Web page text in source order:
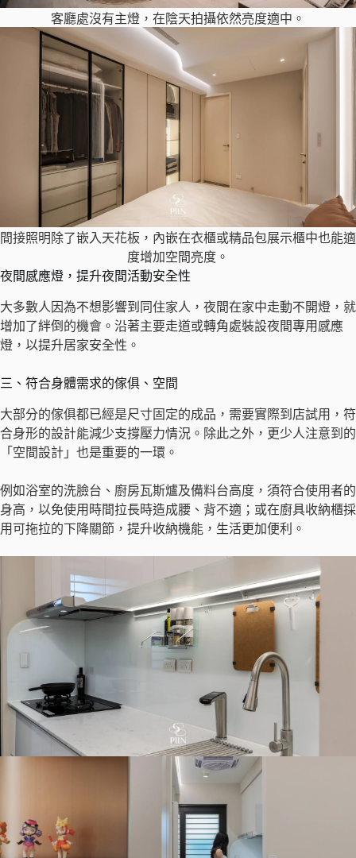
客廳處沒有主燈，在陰天拍攝依然亮度適中。
間接照明除了嵌入天花板，內嵌在衣櫃或精品包展示櫃中也能適
度增加空間亮度。
夜間感應燈，提升夜間活動安全性
大多數人因為不想影響到同住家人，夜間在家中走動不開燈，就
增加了絆倒的機會。沿著主要走道或轉角處裝設夜間專用感應
燈，以提升居家安全性。
三、符合身體需求的傢俱、空間
大部分的傢俱都已經是尺寸固定的成品，需要實際到店試用，符
合身形的設計能減少支撐壓力情況。除此之外，更少人注意到的
「空間設計」也是重要的一環。
例如浴室的洗臉台、廚房瓦斯爐及備料台高度，須符合使用者的
身高，以免使用時間拉長時造成腰、背不適；或在廚具收納櫃採
用可拖拉的下降關節，提升收納機能，生活更加便利。